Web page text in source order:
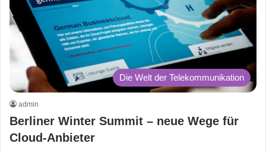
Die Welt der Telekommunikation
admin
Berliner Winter Summit – neue Wege für
Cloud-Anbieter